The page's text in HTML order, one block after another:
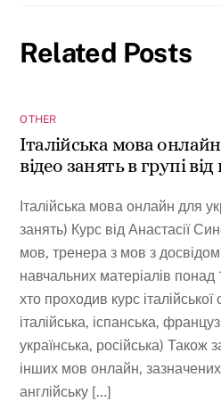
Related Posts
OTHER
Італійська мова
відео занять в групі
Італійська мова онлайн для
занять) Курс від Анастасії
мов, тренера з мов з
навчальних матеріалів понад
хто проходив курс
італійська, іспанська,
українська, російська)
інших мов онлайн,
англійську […]